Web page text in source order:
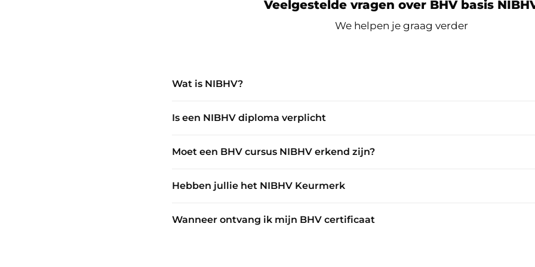
Veelgestelde vragen over BHV basis
We helpen je graag verder
Wat is NIBHV?
Is een NIBHV diploma verplicht
Moet een BHV cursus NIBHV erkend zijn?
Hebben jullie het NIBHV Keurmerk
Wanneer ontvang ik mijn BHV certificaat